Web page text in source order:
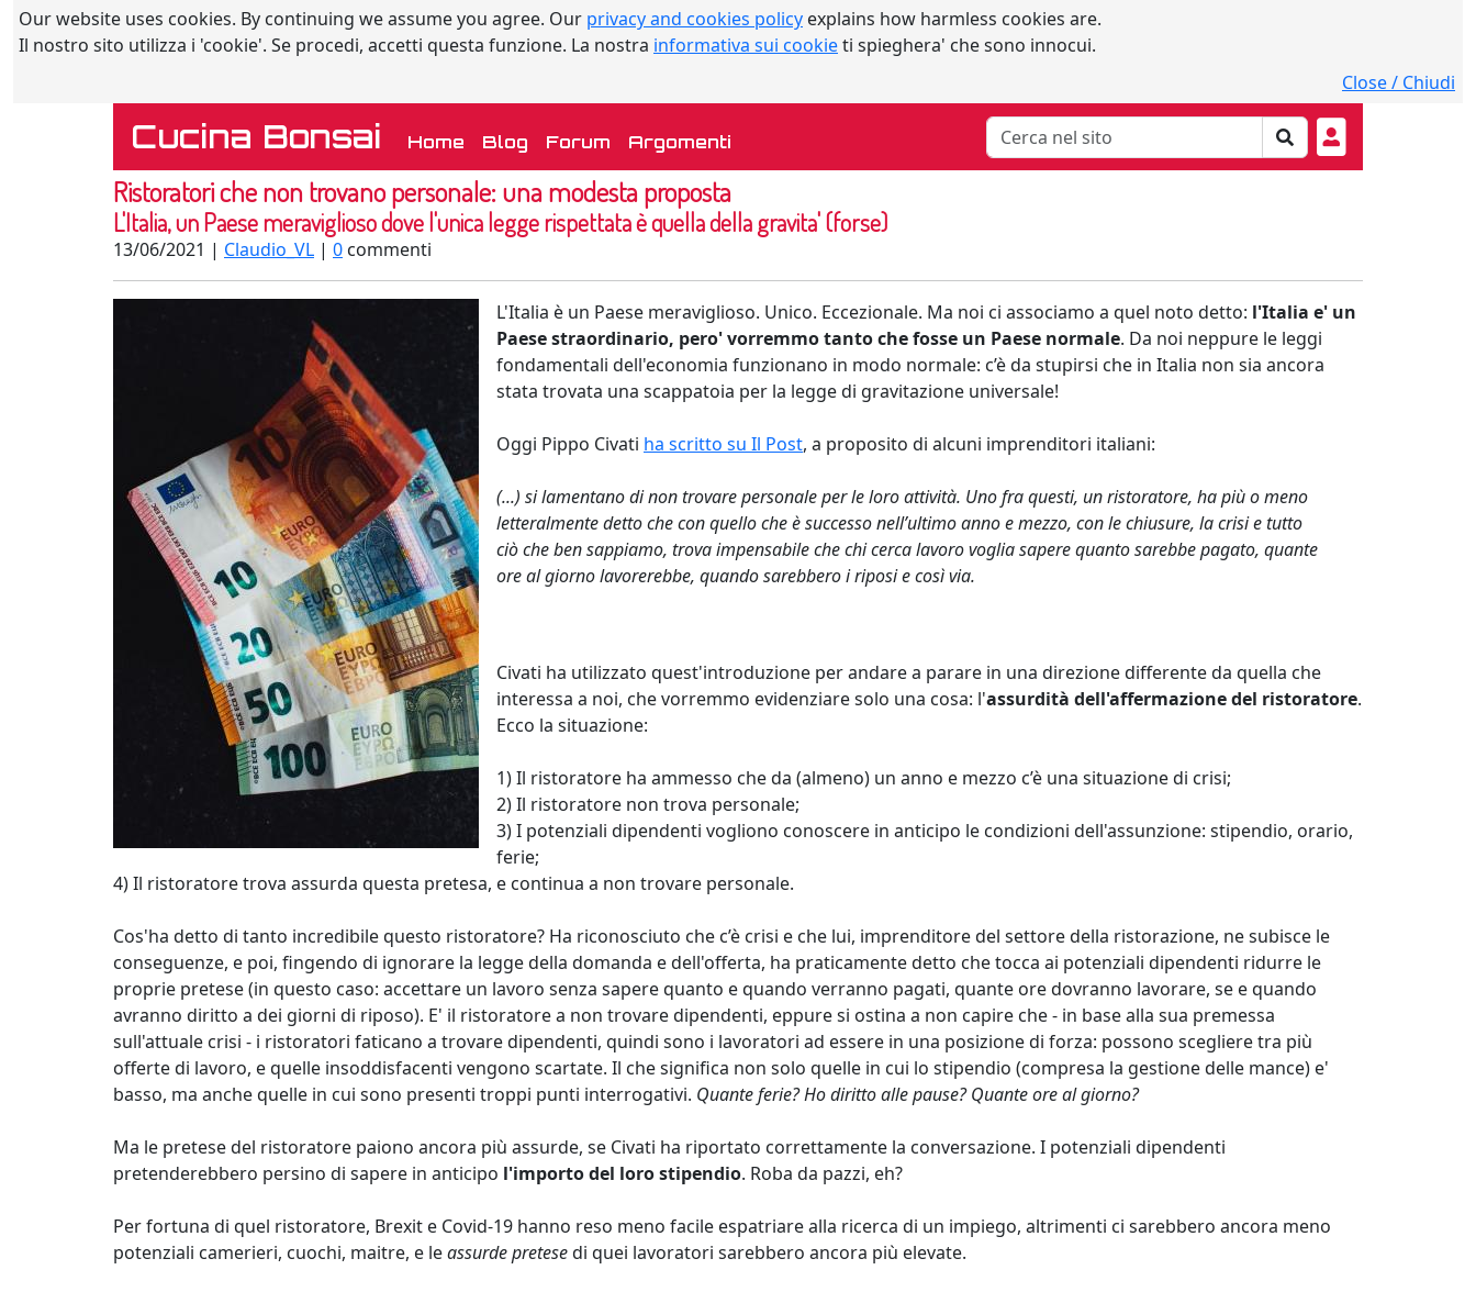
Our website uses cookies. By continuing we assume you agree. Our privacy and cookies policy explains how harmless cookies are.
Il nostro sito utilizza i 'cookie'. Se procedi, accetti questa funzione. La nostra informativa sui cookieti spieghera' che sono innocui.
Close / Chiudi
Cucina Bonsai Home (current)
Blog Forum Argomenti
Ristoratori che non trovano personale: una modesta proposta
L'Italia, un Paese meraviglioso dove l'unica legge rispettata è quella della gravita' (forse)
13/06/2021 | Claudio_VL | 0 commenti
L'Italia è un Paese meraviglioso. Unico. Eccezionale. Ma noi ci associamo a quel noto detto: l'Italia e' un
Paese straordinario, pero' vorremmo tanto che fosse un Paese normale. Da noi neppure le leggi
fondamentali dell'economia funzionano in modo normale: c’è da stupirsi che in Italia non sia ancora
stata trovata una scappatoia per la legge di gravitazione universale!
Oggi Pippo Civati ha scritto su Il Post, a proposito di alcuni imprenditori italiani:
(...) si lamentano di non trovare personale per le loro attività. Uno fra questi, un ristoratore, ha più o meno
letteralmente detto che con quello che è successo nell’ultimo anno e mezzo, con le chiusure, la crisi e tutto
ciò che ben sappiamo, trova impensabile che chi cerca lavoro voglia sapere quanto sarebbe pagato, quante
ore al giorno lavorerebbe, quando sarebbero i riposi e così via.
Civati ha utilizzato quest'introduzione per andare a parare in una direzione differente da quella che
interessa a noi, che vorremmo evidenziare solo una cosa: l'assurdità dell'affermazione del ristoratore.
Ecco la situazione:
1) Il ristoratore ha ammesso che da (almeno) un anno e mezzo c’è una situazione di crisi;
2) Il ristoratore non trova personale;
3) I potenziali dipendenti vogliono conoscere in anticipo le condizioni dell'assunzione: stipendio, orario,
ferie;
4) Il ristoratore trova assurda questa pretesa, e continua a non trovare personale.
Cos'ha detto di tanto incredibile questo ristoratore? Ha riconosciuto che c’è crisi e che lui, imprenditore del settore della ristorazione, ne subisce le
conseguenze, e poi, fingendo di ignorare la legge della domanda e dell'offerta, ha praticamente detto che tocca ai potenziali dipendenti ridurre le
proprie pretese (in questo caso: accettare un lavoro senza sapere quanto e quando verranno pagati, quante ore dovranno lavorare, se e quando
avranno diritto a dei giorni di riposo). E' il ristoratore a non trovare dipendenti, eppure si ostina a non capire che - in base alla sua premessa
sull'attuale crisi - i ristoratori faticano a trovare dipendenti, quindi sono i lavoratori ad essere in una posizione di forza: possono scegliere tra più
offerte di lavoro, e quelle insoddisfacenti vengono scartate. Il che significa non solo quelle in cui lo stipendio (compresa la gestione delle mance) e'
basso, ma anche quelle in cui sono presenti troppi punti interrogativi. Quante ferie? Ho diritto alle pause? Quante ore al giorno?
Ma le pretese del ristoratore paiono ancora più assurde, se Civati ha riportato correttamente la conversazione. I potenziali dipendenti
pretenderebbero persino di sapere in anticipo l'importo del loro stipendio. Roba da pazzi, eh?
Per fortuna di quel ristoratore, Brexit e Covid-19 hanno reso meno facile espatriare alla ricerca di un impiego, altrimenti ci sarebbero ancora meno
potenziali camerieri, cuochi, maitre, e leassurde pretesedi quei lavoratori sarebbero ancora più elevate.